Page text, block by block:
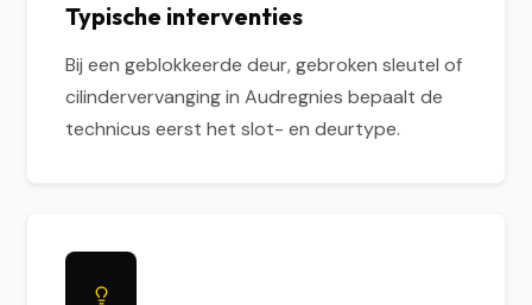
Typische interventies
Bij een geblokkeerde deur, gebroken sleutel of
cilindervervanging in Audregnies bepaalt de
technicus eerst het slot- en deurtype.